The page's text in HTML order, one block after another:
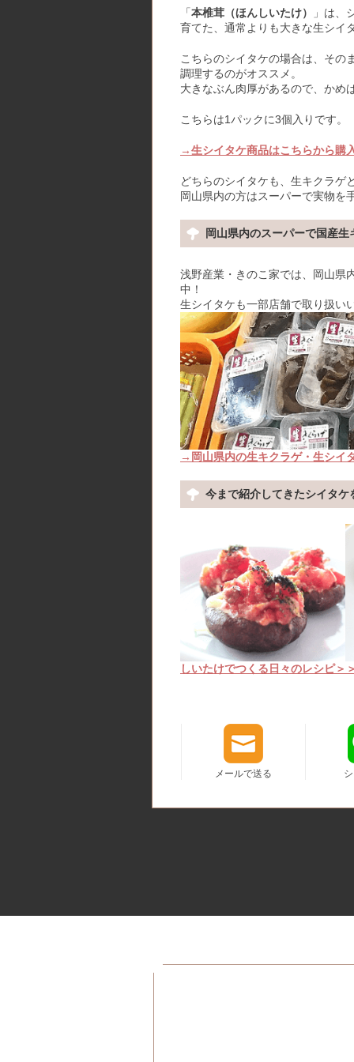
「本椎茸（ほんしいたけ）
」は、
育てた、通常よりも大きな生シイ
こちらのシイタケの場合は、その
調理するのがオススメ。
大きなぶん肉厚があるので、かめ
こちらは1パックに3個入りです。
→生シイタケ商品はこちらから購
どちらのシイタケも、生キクラゲ
岡山県内の方はスーパーで実物を
岡山県内のスーパーで国産
浅野産業・きのこ家では、岡山県
中！
生シイタケも一部店舗で取り扱い
→岡山県内の生キクラゲ・生シイ
今まで紹介してきたシイタ
しいたけでつくる日々のレシピ＞
メールで送る